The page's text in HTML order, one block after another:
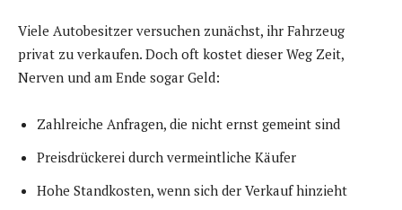
Viele Autobesitzer versuchen zunächst, ihr Fahrzeug
privat zu verkaufen. Doch oft kostet dieser Weg Zeit,
Nerven und am Ende sogar Geld:
Zahlreiche Anfragen, die nicht ernst gemeint sind
Preisdrückerei durch vermeintliche Käufer
Hohe Standkosten, wenn sich der Verkauf hinzieht